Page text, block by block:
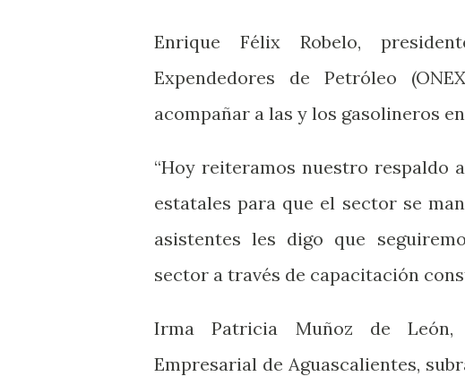
Enrique Félix Robelo,
Expendedores de Petróleo
acompañar a las y los gasolineros
“Hoy reiteramos nuestro respaldo
estatales para que el sector se
asistentes les digo que
sector a través de capacitación
Irma Patricia Muñoz de León,
Empresarial de Aguascalientes,